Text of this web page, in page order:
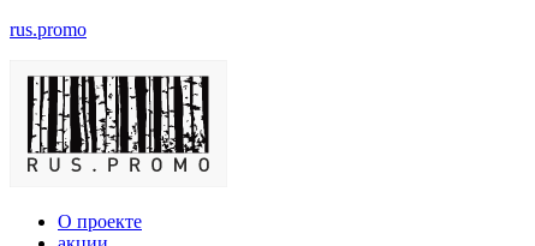
rus.promo
О проекте